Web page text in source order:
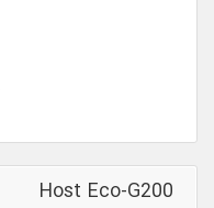
Host Eco-G200